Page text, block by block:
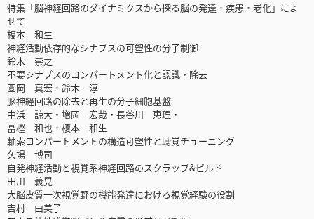
特集「脳神経回路のダイナミクスから探る脳の発達・疾患・老化」によ
せて
榎本 和生
神経活動依存的なシナプスの可塑性の分子制御
鈴木 崇之
不要シナプスのコンパートメント化と認識・除去
圓岡 真宏・鈴木 淳
脳神経回路の除去と再生の分子細胞基盤
中浜 諒大・増岡 宏哉・長谷川 恵理・
冨樫 和也・榎本 和生
軸索コンパートメントの構造可塑性と聴覚チューニング
久場 博司
自発神経活動と視覚系神経回路のスクラップ&ビルド
田川 義晃
大脳皮質一次視覚野の機能発達における視覚経験の役割
吉村 由美子